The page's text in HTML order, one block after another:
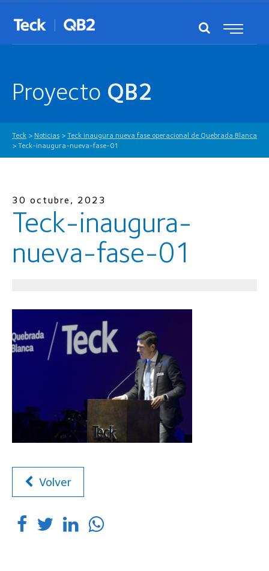
Proyecto QB2
Teck > Noticias > Teck inaugura nueva fase operacional de Quebrada Blanca
> Teck-inaugura-nueva-fase-01
30 octubre, 2023
Teck-inaugura-
nueva-fase-01
Volver